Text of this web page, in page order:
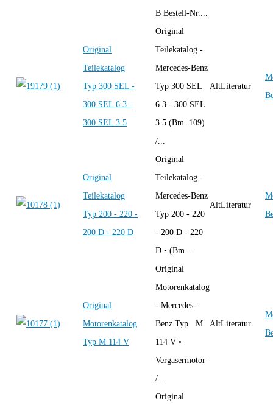
B Bestell-Nr....
Original
Teilekatalog
Typ 300 SEL -
300 SEL 6.3 -
300 SEL 3.5
Original
Teilekatalog -
Mercedes-Benz
Typ 300 SEL
6.3 - 300 SEL
3.5 (Bm. 109)
/...
AltLiteratur
Original
Teilekatalog
Typ 200 - 220 -
200 D - 220 D
Original
Teilekatalog -
Mercedes-Benz
Typ 200 - 220
- 200 D - 220
D • (Bm....
AltLiteratur
Original
Motorenkatalog
Typ M 114 V
Original
Motorenkatalog
- Mercedes-
Benz Typ M
114 V •
Vergasermotor
/...
AltLiteratur
Original